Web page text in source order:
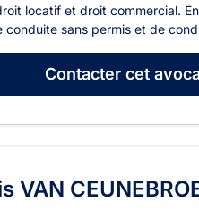
locatif et droit commercial.
sans permis et de
Contactercet
VAN